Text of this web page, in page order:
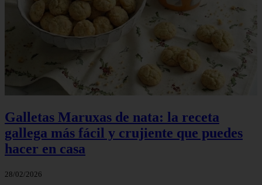
Galletas Maruxas de nata: la receta
gallega más fácil y crujiente que puedes
hacer en casa
28/02/2026